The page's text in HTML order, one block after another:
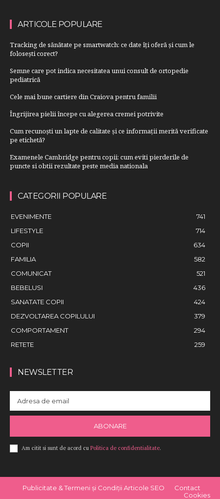
ARTICOLE POPULARE
Tracking de sănătate pe smartwatch: ce date îți oferă și cum le
folosești corect?
Semne care pot indica necesitatea unui consult de ortopedie
pediatrică
Cele mai bune cartiere din Craiova pentru familii
Îngrijirea pielii începe cu alegerea cremei potrivite
Cum recunoști un lapte de calitate și ce informații merită verificate
pe etichetă?
Examenele Cambridge pentru copii: cum eviti pierderile de
puncte si obtii rezultate peste media nationala
CATEGORII POPULARE
EVENIMENTE
741
LIFESTYLE
714
COPII
634
FAMILIA
582
COMUNICAT
521
BEBELUSI
436
SANATATE COPII
424
DEZVOLTAREA COPILULUI
379
COMPORTAMENT
294
RETETE
259
NEWSLETTER
ABONARE
Am citit si sunt de acord cu Politica de confidentialitate.
Publicitate & Termeni și Condiții Articole SEO
Contact
Cookies